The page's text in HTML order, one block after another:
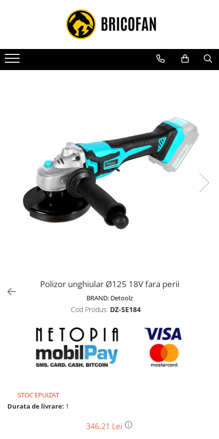
Toate Produsele
Vehicule electrice
Atv
Piese de schimb vehicule electrice
Scutere electrice
Scutere pe benzina
Tricicluri cargo fara permis
Tricicluri persoane
Trotinete electrice
Motoburghie si accesorii
Drujbe, fierastraie electrice
Drujbe pe benzina
Drujbe cu acumulator
Consumabile drujbe, fierastraie
Drujbe electrice
Unelte electrice busteni
Batoze - mori desfacat porumb
Polizor unghiular Ø125 18V fara perii
BRAND: Detoolz
Cod Produs: DZ-SE184
STOC EPUIZAT
Durata de livrare: 1
346,21 Lei